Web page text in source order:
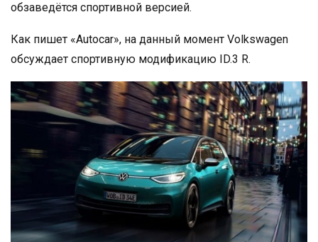
обзаведётся спортивной версией.
Как пишет «Autocar», на данный момент Volkswagen
обсуждает спортивную модификацию ID.3 R.